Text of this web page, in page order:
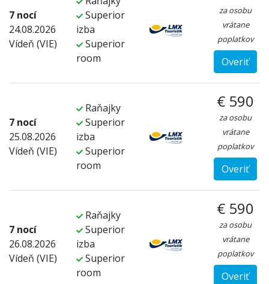
7 nocí
24.08.2026
Vídeň (VIE)
Superior
izba
Superior
room
za osobu
vrátane
poplatkov
Overiť
7 nocí
25.08.2026
Vídeň (VIE)
Raňajky
Superior
izba
Superior
room
€ 590
za osobu
vrátane
poplatkov
Overiť
7 nocí
26.08.2026
Vídeň (VIE)
Raňajky
Superior
izba
Superior
room
€ 590
za osobu
vrátane
poplatkov
Overiť